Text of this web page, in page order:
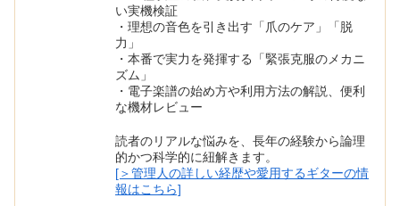
い実機検証
・理想の音色を引き出す「爪のケア」「脱
力」
・本番で実力を発揮する「緊張克服のメカニ
ズム」
・電子楽譜の始め方や利用方法の解説、便利
な機材レビュー
読者のリアルな悩みを、長年の経験から論理
的かつ科学的に紐解きます。
[＞管理人の詳しい経歴や愛用するギターの情
報はこちら]